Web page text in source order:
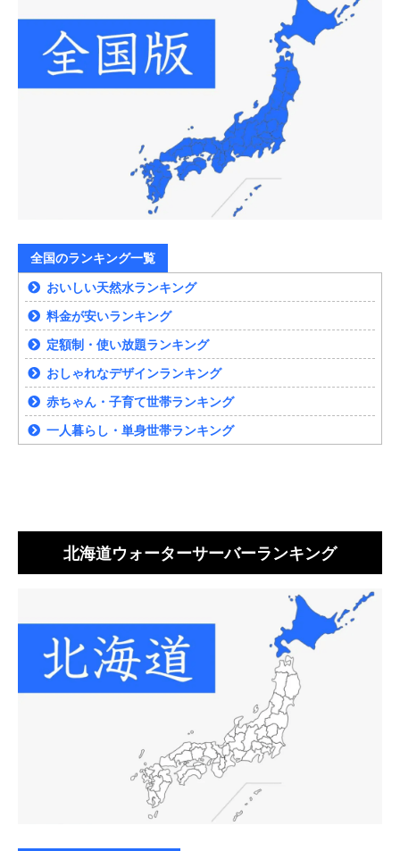
全国のランキング一覧
おいしい天然水ランキング
料金が安いランキング
定額制・使い放題ランキング
おしゃれなデザインランキング
赤ちゃん・子育て世帯ランキング
一人暮らし・単身世帯ランキング
北海道ウォーターサーバーランキング